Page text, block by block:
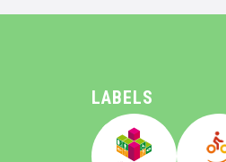
LABELS